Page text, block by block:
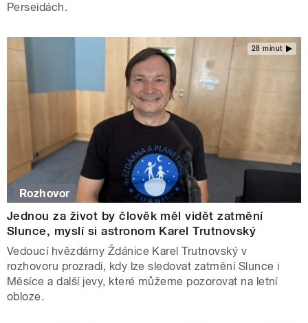
Perseidách.
28 minut
Rozhovor
Jednou za život by člověk měl vidět zatmění
Slunce, myslí si astronom Karel Trutnovský
Vedoucí hvězdárny Ždánice Karel Trutnovský v
rozhovoru prozradí, kdy lze sledovat zatmění Slunce i
Měsíce a další jevy, které můžeme pozorovat na letní
obloze.